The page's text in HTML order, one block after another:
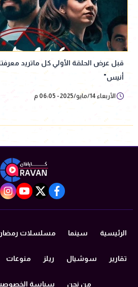
قبل عرض الحلقة الأولي كل ماتريد
أنيس"
الأربعاء 14/مايو/2025 - 06:05 م
facebook
twitter
الرئيسية سينما مسلسلات رمضان
تقارير سوشيال ريلز منوعات
من نحن سياسة